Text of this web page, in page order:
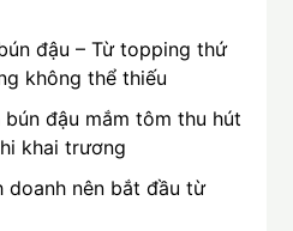
đậu – Từ topping thứ
không thể thiếu
đậu mắm tôm thu hút
khai trương
doanh nên bắt đầu từ